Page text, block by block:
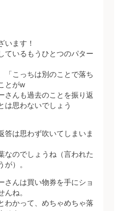
います！
ているもうひとつのパター
「こっちは別のことで落ち
とがw
さんも過去のことを振り返
は思わないでしょう
答は思わず吹いてしまいま
なのでしょうね（言われた
が）。
さんは買い物券を手にショ
んね。
わかって、めちゃめちゃ落